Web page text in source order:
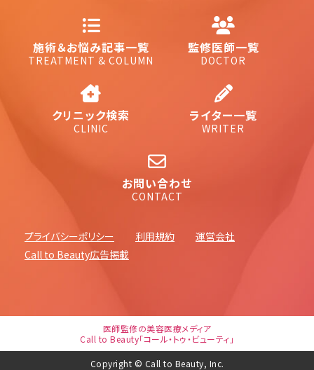
施術＆お悩み記事一覧
TREATMENT & COLUMN
監修医師一覧
DOCTOR
クリニック検索
CLINIC
ライター一覧
WRITER
お問い合わせ
CONTACT
プライバシーポリシー 利用規約
運営会社
Call to Beauty広告掲載
医師監修の美容医療メディア
Call to Beauty「コール・トゥ・ビューティ」
Copyright © Call to Beauty, Inc.